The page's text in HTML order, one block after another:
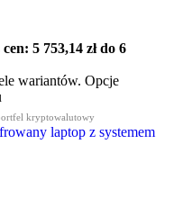
5 753,14 zł do 6
wariantów. Opcje